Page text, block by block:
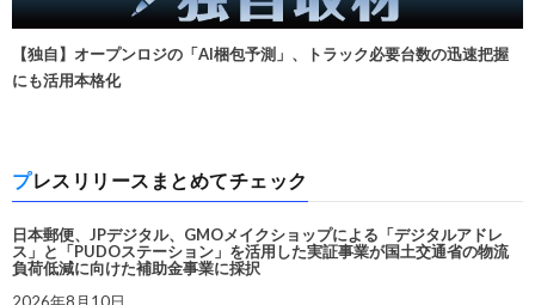
【独自】オープンロジの「AI梱包予測」、トラック必要台数の迅速把握
にも活用本格化
プレスリリースまとめてチェック
日本郵便、JPデジタル、GMOメイクショップによる「デジタルアドレ
ス」と「PUDOステーション」を活用した実証事業が国土交通省の物流
負荷低減に向けた補助金事業に採択